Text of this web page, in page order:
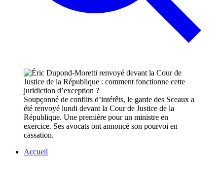
Soupçonné de conflits d’intérêts, le garde des Sceaux a
été renvoyé lundi devant la Cour de Justice de la
République. Une première pour un ministre en
exercice. Ses avocats ont annoncé son pourvoi en
cassation.
Accueil